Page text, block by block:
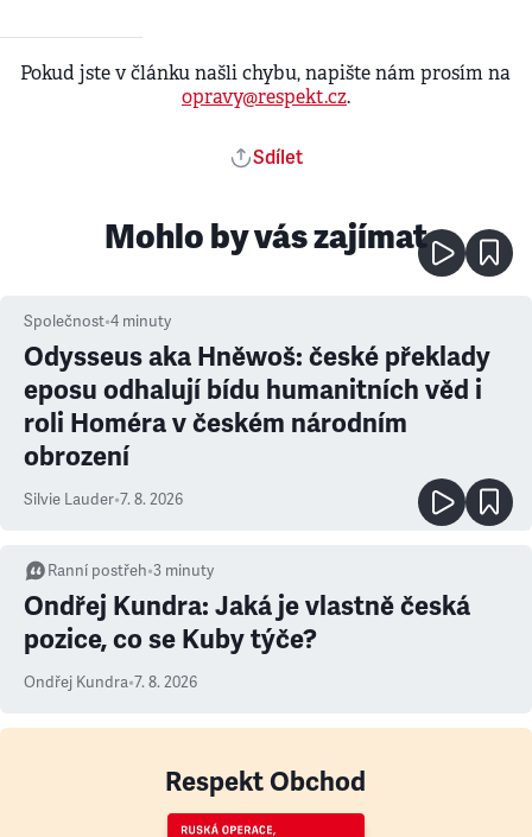
Pokud jste v článku našli chybu, napište nám prosím na
opravy@respekt.cz.
Sdílet
Mohlo by vás zajímat
Společnost•4 minuty
Odysseus aka Hněwoš: české překlady
eposu odhalují bídu humanitních věd i
roli Homéra v českém národním
obrození
Silvie Lauder•7. 8. 2026
Ranní postřeh•3 minuty
Ondřej Kundra: Jaká je vlastně česká
pozice, co se Kuby týče?
Ondřej Kundra•7. 8. 2026
Respekt Obchod